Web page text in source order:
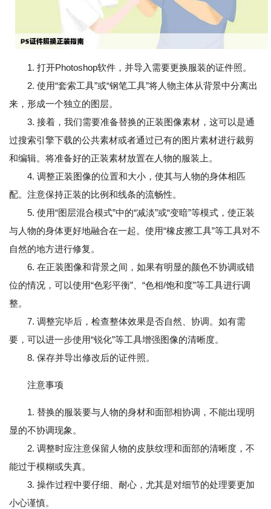
1. 打开Photoshop软件，并导入需要更换服装的证件照。
2. 使用“套索工具”或“钢笔工具”将人物主体从背景中分离出
来，形成一个独立的图层。
3. 接着，我们需要准备替换的正装图像素材，这可以是通
过搜索引擎下载的公共素材或者通过已有的图片素材进行裁剪
和编辑。将准备好的正装素材放置在人物的服装上。
4. 调整正装图像的位置和大小，使其与人物的身体相匹
配。注意保持正装的比例和线条的流畅性。
5. 使用“图层混合模式”中的“减淡”或“变暗”等模式，使正装
与人物的身体更好地融合在一起。使用“橡皮擦工具”等工具对不
自然的地方进行修复。
6. 在正装图像和背景之间，如果有明显的颜色不协调或错
位的情况，可以使用“色彩平衡”、“色相/饱和度”等工具进行调
整。
7. 调整完毕后，检查整体效果是否自然、协调。如有需
要，可以进一步使用“锐化”等工具增强图像的清晰度。
8. 保存并导出修改后的证件照。
注意事项
1. 替换的服装要与人物的身材和面部相协调，不能出现明
显的不协调现象。
2. 调整时应注意保留人物的皮肤纹理和面部的清晰度，不
能过于模糊或失真。
3. 操作过程中要仔细、耐心，尤其是对细节的处理要更加
小心谨慎。